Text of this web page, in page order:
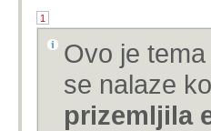
1
Ovo je
se nalaze
prizemljila